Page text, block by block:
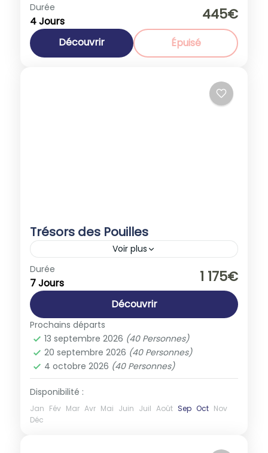
Promotions
Europe,Italie
1-40 People
Durée
4 Jours 445€
Découvrir Épuisé
Trésors des Pouilles
Voir plus
Europe
1-40 People
Durée
7 Jours 1 175€
Découvrir
Prochains départs
13 septembre 2026 (40 Personnes)
20 septembre 2026 (40 Personnes)
4 octobre 2026 (40 Personnes)
Disponibilité :
Jan Fév Mar Avr Mai Juin Juil Août Sep Oct Nov
Déc